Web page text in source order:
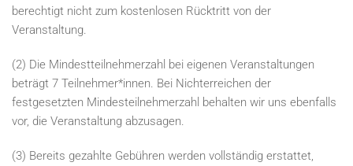
berechtigt nicht zum kostenlosen Rücktritt von der
Veranstaltung.
(2) Die Mindestteilnehmerzahl bei eigenen Veranstaltungen
beträgt 7 Teilnehmer*innen. Bei Nichterreichen der
festgesetzten Mindesteilnehmerzahl behalten wir uns ebenfalls
vor, die Veranstaltung abzusagen.
(3) Bereits gezahlte Gebühren werden vollständig erstattet,